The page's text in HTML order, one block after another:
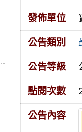
發佈單位
公告類別
公告等級
點閱次數
公告內容